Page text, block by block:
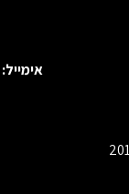
אימייל: